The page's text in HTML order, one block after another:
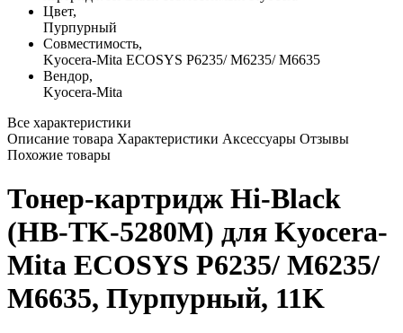
Цвет,
Пурпурный
Совместимость,
Kyocera-Mita ECOSYS P6235/ M6235/ M6635
Вендор,
Kyocera-Mita
Все характеристики
Описание товара Характеристики Аксессуары Отзывы
Похожие товары
Тонер-картридж Hi-Black
(HB-TK-5280M) для Kyocera-
Mita ECOSYS P6235/ M6235/
M6635, Пурпурный, 11K